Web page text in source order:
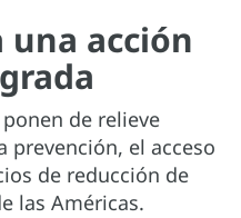
una acción
de relieve
prevención, el acceso
de reducción de
las Américas.